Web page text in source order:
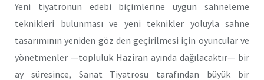
Yeni tiyatronun edebi biçimlerine uygun sahneleme
teknikleri bulunması ve yeni teknikler yoluyla sahne
tasarımının yeniden göz den geçirilmesi için oyuncular ve
yönetmenler —topluluk Haziran ayında dağılacaktır— bir
ay süresince, Sanat Tiyatrosu tarafından büyük bir